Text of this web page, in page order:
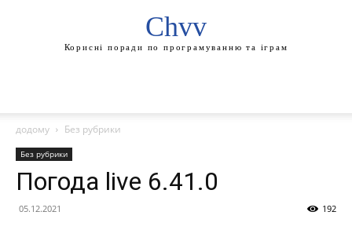
Chvv
Корисні поради по програмуванню та іграм
додому Без рубрики
Без рубрики
Погода live 6.41.0
05.12.2021 192